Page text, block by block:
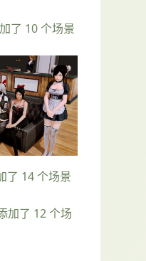
了 10 个场景
了 14 个场景
加了 12 个场